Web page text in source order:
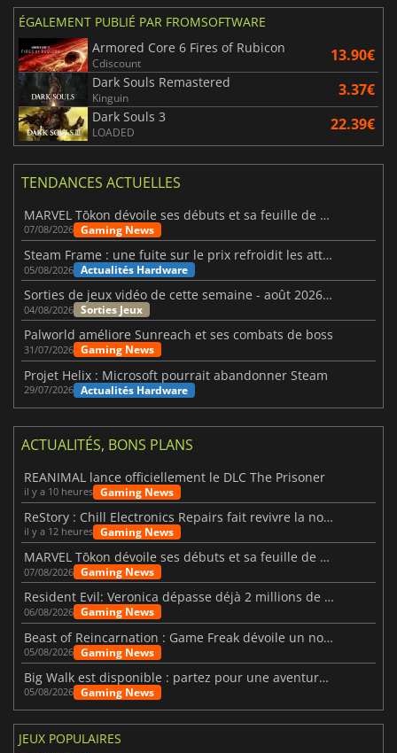
ÉGALEMENT PUBLIÉ PAR FROMSOFTWARE
Armored Core 6 Fires of Rubicon
Cdiscount 13.90€
Dark Souls Remastered
Kinguin 3.37€
Dark Souls 3
LOADED 22.39€
TENDANCES ACTUELLES
MARVEL Tōkon dévoile ses débuts et sa feuille de route
07/08/2026 Gaming News
Steam Frame : une fuite sur le prix refroidit les attentes VR
05/08/2026 Actualités Hardware
Sorties de jeux vidéo de cette semaine - août 2026 (semaine 32)
04/08/2026 Sorties Jeux
Palworld améliore Sunreach et ses combats de boss
31/07/2026 Gaming News
Projet Helix : Microsoft pourrait abandonner Steam
29/07/2026 Actualités Hardware
ACTUALITÉS, BONS PLANS
REANIMAL lance officiellement le DLC The Prisoner
il y a 10 heures Gaming News
ReStory : Chill Electronics Repairs fait revivre la nostalgie des années 2000
il y a 12 heures Gaming News
MARVEL Tōkon dévoile ses débuts et sa feuille de route
07/08/2026 Gaming News
Resident Evil: Veronica dépasse déjà 2 millions de wishlists
06/08/2026 Gaming News
Beast of Reincarnation : Game Freak dévoile un nouveau pari
05/08/2026 Gaming News
Big Walk est disponible : partez pour une aventure entre amis
05/08/2026 Gaming News
JEUX POPULAIRES